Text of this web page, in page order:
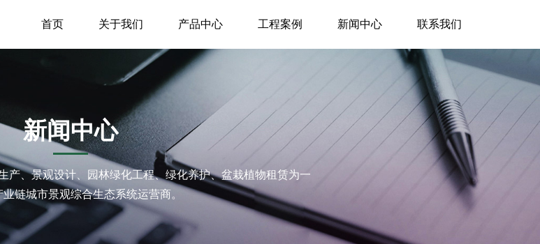
首页 关于我们 产品中心 工程案例 新闻中心 联系我们
新闻中心
产、景观设计、园林绿化工程、绿化养护、盆栽植物租赁为一
链城市景观综合生态系统运营商。